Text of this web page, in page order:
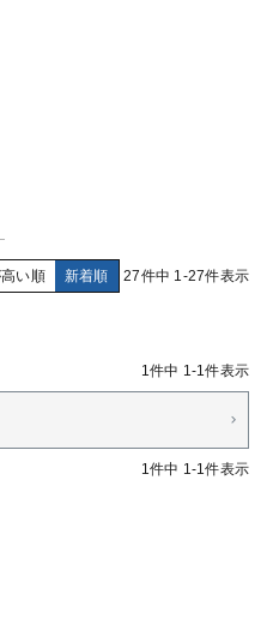
い順 新着順 27件中 1-27件表示
1件中 1-1件表示
1件中 1-1件表示